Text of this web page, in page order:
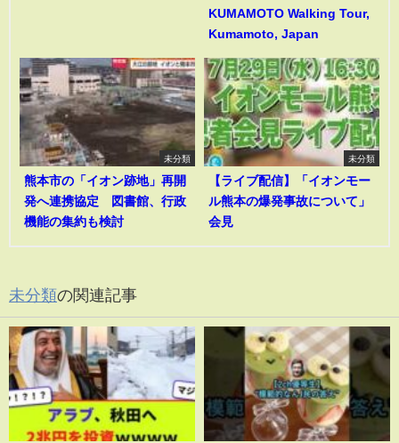
KUMAMOTO Walking Tour,
Kumamoto, Japan
未分類
熊本市の「イオン跡地」再開
発へ連携協定 図書館、行政
機能の集約も検討
未分類
【ライブ配信】「イオンモー
ル熊本の爆発事故について」
会見
未分類の関連記事